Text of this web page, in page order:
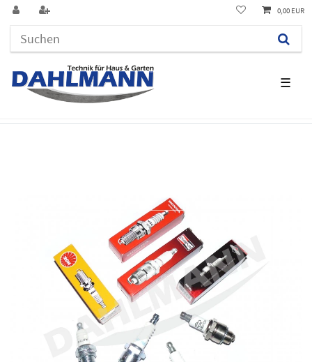
☰
0,00 EUR